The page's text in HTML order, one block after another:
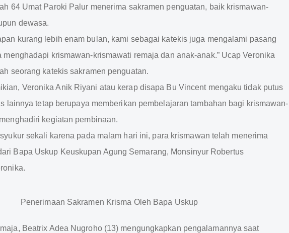
64 Umat Paroki Palur menerima sakramen penguatan, baik krismawan-
dewasa.
kurang lebih enam bulan, kami sebagai katekis juga mengalami pasang
menghadapi krismawan-krismawati remaja dan anak-anak.” Ucap Veronika
seorang katekis sakramen penguatan.
Veronika Anik Riyani atau kerap disapa Bu Vincent mengaku tidak putus
lainnya tetap berupaya memberikan pembelajaran tambahan bagi krismawan-
kegiatan pembinaan.
sekali karena pada malam hari ini, para krismawan telah menerima
Bapa Uskup Keuskupan Agung Semarang, Monsinyur Robertus
Beatrix Adea Nugroho (13) mengungkapkan pengalamannya saat